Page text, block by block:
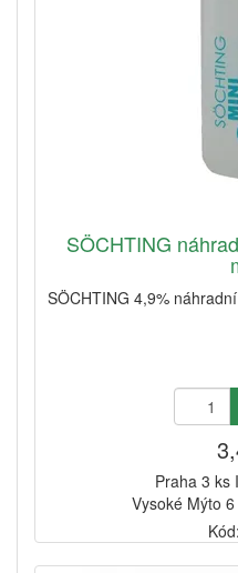
SÖCHTING
SÖCHTING 4,9%
Praha 3 ks
Vysoké Mýto